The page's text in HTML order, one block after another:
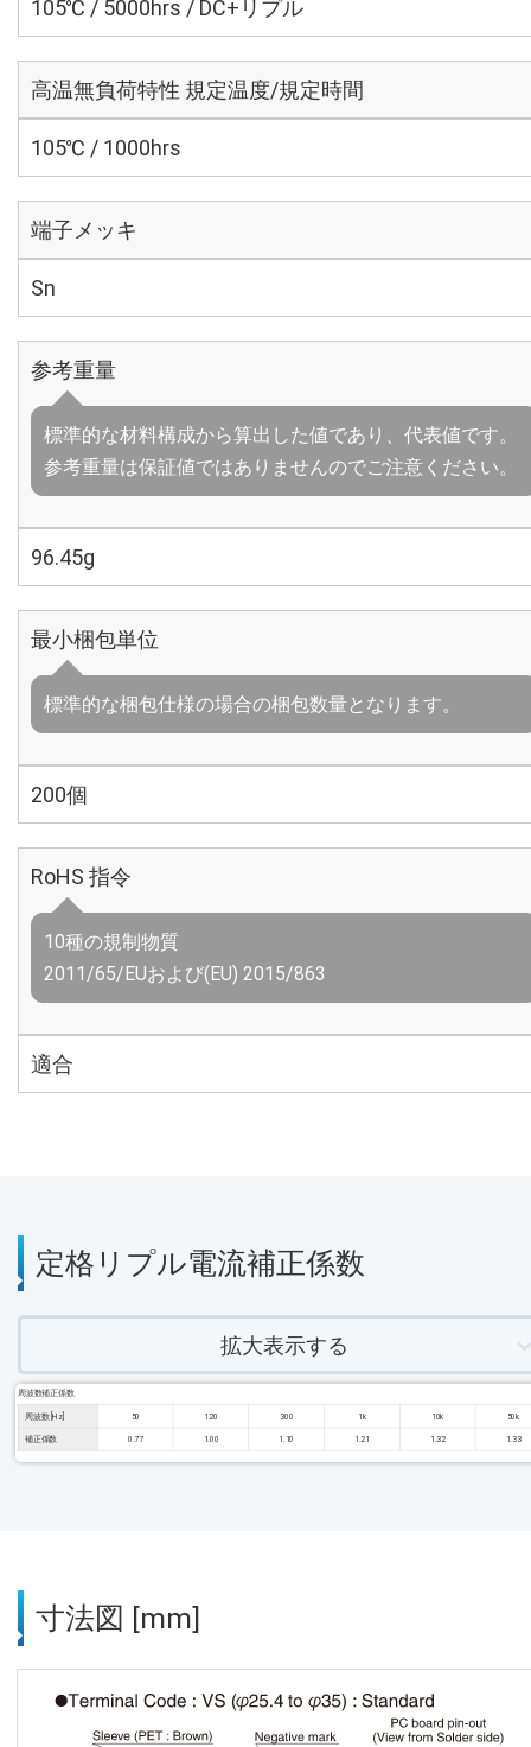
105℃ / 5000hrs / DC+リプル
高温無負荷特性 規定温度/規定時間
105℃ / 1000hrs
端子メッキ
Sn
参考重量
標準的な材料構成から算出した値であり、代表値です。
参考重量は保証値ではありませんのでご注意ください。
96.45g
最小梱包単位
標準的な梱包仕様の場合の梱包数量となります。
200個
RoHS 指令
10種の規制物質
2011/65/EUおよび(EU) 2015/863
適合
定格リプル電流補正係数
拡大表示する
周波数補正係数
周波数 [Hz] 50 120 300 1k 10k 50k
補正係数 0.77 1.00 1.10 1.21 1.32 1.33
寸法図 [mm]